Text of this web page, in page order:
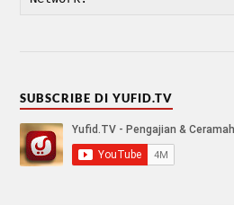
SUBSCRIBE DI YUFID.TV